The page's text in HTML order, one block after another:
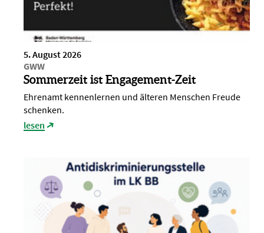
5. August 2026
GWW
Sommerzeit ist Engagement-Zeit
Ehrenamt kennenlernen und älteren Menschen Freude
schenken.
lesen